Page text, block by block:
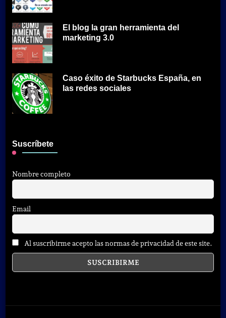
El blog la gran herramienta del
marketing 3.0
Caso éxito de Starbucks España, en
las redes sociales
Suscríbete
Nombre completo
Email
Al suscribirme acepto las normas de privacidad de este site.